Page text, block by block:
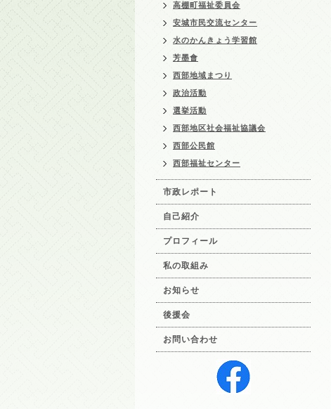
高棚町福祉委員会
安城市民交流センター
水のかんきょう学習館
芳墨會
西部地域まつり
政治活動
選挙活動
西部地区社会福祉協議会
西部公民館
西部福祉センター
市政レポート
自己紹介
プロフィール
私の取組み
お知らせ
後援会
お問い合わせ